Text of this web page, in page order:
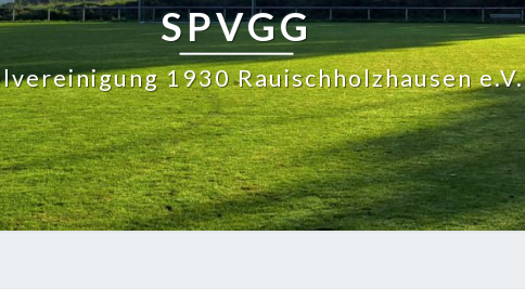
SPVGG
1930 Rauischholzhausen e.V.